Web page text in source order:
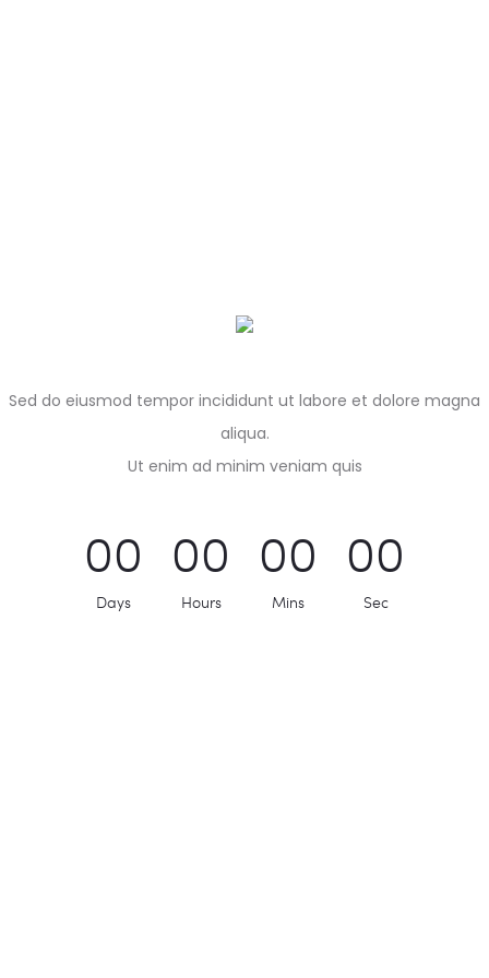
Sed do eiusmod tempor incididunt ut labore et dolore magna
aliqua.
Ut enim ad minim veniam quis
00
Days
00
Hours
00
Mins
00
Sec